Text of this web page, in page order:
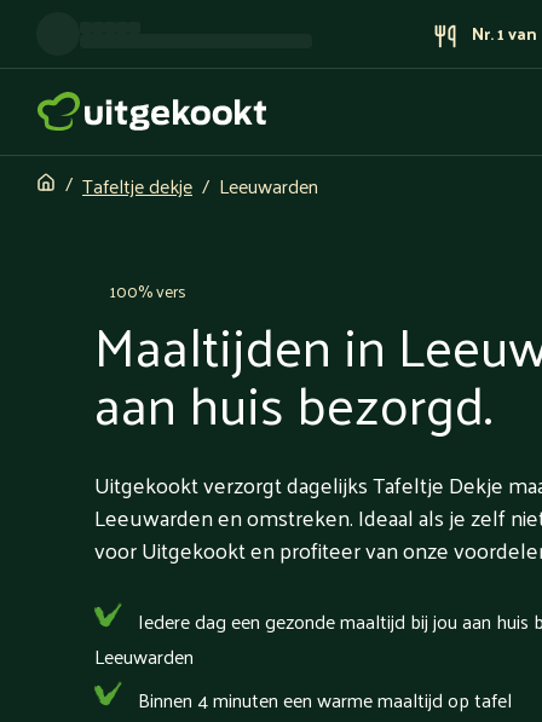
Nr. 1
Tafeltje dekje Leeuwarden
100% vers
Maaltijden in
aan huis bezorgd.
Uitgekookt verzorgt dagelijks Tafeltje Dekje
Leeuwarden en omstreken. Ideaal als je zelf
voor Uitgekookt en profiteer van onze
Iedere dag een gezonde maaltijd bij jou aan huis
Leeuwarden
Binnen 4 minuten een warme maaltijd op tafel